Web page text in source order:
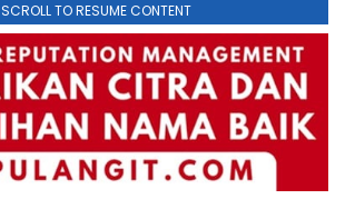
SCROLL TO RESUME CONTENT